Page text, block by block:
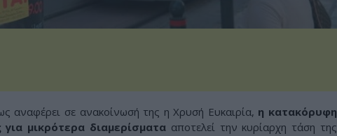
αναφέρει σε ανακοίνωσή της η Χρυσή Ευκαιρία, η κατακόρυφη
μικρότερα διαμερίσματα αποτελεί την κυρίαρχη τάση της